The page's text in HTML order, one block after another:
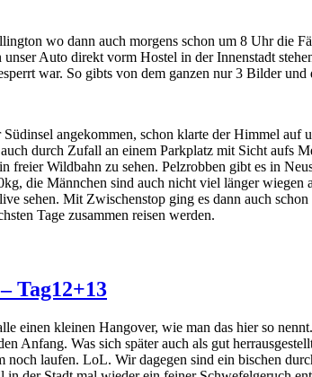
wo dann auch morgens schon um 8 Uhr die
Auto direkt vorm Hostel in der Innenstadt
war. So gibts von dem ganzen nur 3 Bilder
angekommen, schon klarte der Himmel
durch Zufall an einem Parkplatz mit Sicht aufs
freier Wildbahn zu sehen. Pelzrobben gibt es in
die Männchen sind auch nicht viel länger wiegen
sehen. Mit Zwischenstop ging es dann auch
Tage zusammen reisen werden.
Tag12+13
einen kleinen Hangover, wie man das hier so
Anfang. Was sich später auch als gut
noch laufen. LoL. Wir dagegen sind ein bischen